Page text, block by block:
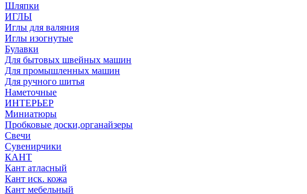
Шляпки
ИГЛЫ
Иглы для валяния
Иглы изогнутые
Булавки
Для бытовых швейных машин
Для промышленных машин
Для ручного шитья
Наметочные
ИНТЕРЬЕР
Миниатюры
Пробковые доски,органайзеры
Свечи
Сувенирчики
КАНТ
Кант атласный
Кант иск. кожа
Кант мебельный